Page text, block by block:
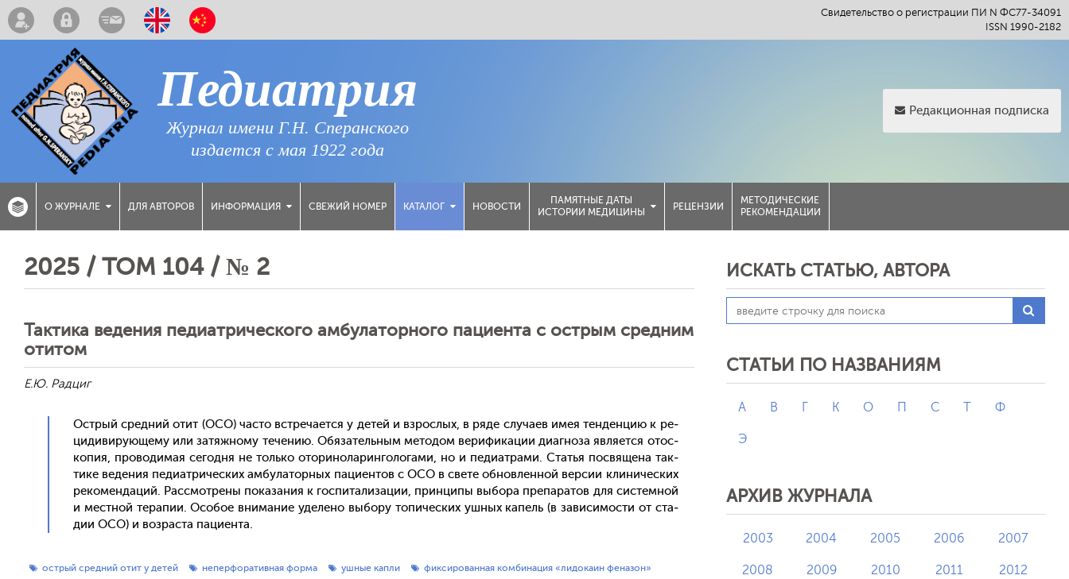
Свидетельство о регистрации ПИ N ФС77-34091
ISSN 1990-2182
Педиатрия
Журнал имени Г.Н. Сперанского
издается с мая 1922 года
Редакционная подписка
О ЖУРНАЛЕ ДЛЯ АВТОРОВ ИНФОРМАЦИЯ СВЕЖИЙ НОМЕР КАТАЛОГ НОВОСТИ
ПАМЯТНЫЕ ДАТЫ
ИСТОРИИ МЕДИЦИНЫ
РЕЦЕНЗИИ
МЕТОДИЧЕСКИЕ
РЕКОМЕНДАЦИИ
2025 / ТОМ 104 / № 2
Тактика ведения педиатрического амбулаторного пациента с острым средним
отитом
Е.Ю. Радциг
Ос­трый сред­ний отит (ОСО) час­то встре­ча­ет­ся у де­тей и взрос­лых, в ря­де слу­ча­ев имея тен­денцию к ре­
циди­виру­юще­му или за­тяж­но­му те­чению. Обя­затель­ным ме­тодом ве­рифи­кации ди­аг­но­за яв­ля­ет­ся отос­
ко­пия, про­води­мая се­год­ня не толь­ко ото­рино­ларин­го­лога­ми, но и пе­ди­ат­ра­ми. Статья пос­вя­щена так­
ти­ке ве­дения пе­ди­ат­ри­чес­ких ам­бу­латор­ных па­ци­ен­тов с ОСО в све­те об­новлен­ной вер­сии кли­ничес­ких
ре­комен­да­ций. Рас­смот­ре­ны по­каза­ния к гос­пи­тали­зации, прин­ци­пы вы­бора пре­пара­тов для сис­темной
и мес­тной те­рапии. Осо­бое вни­мание уде­лено вы­бору то­пичес­ких уш­ных ка­пель (в за­виси­мос­ти от ста­
дии ОСО) и воз­раста па­ци­ен­та.
острый средний отит у детей неперфоративная форма ушные капли
фиксированная комбинация «лидокаин феназон»
ИСКАТЬ СТАТЬЮ, АВТОРА
СТАТЬИ ПО НАЗВАНИЯМ
А В Г К О П С Т Ф
Э
АРХИВ ЖУРНАЛА
2003 2004 2005 2006 2007
2008 2009 2010 2011 2012